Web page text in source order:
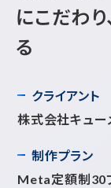
にこだわ
る
クライアント
株式会社キュー
制作プラン
Meta定額制30